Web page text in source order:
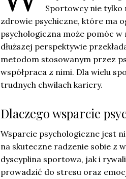
Sportowcy nie tylko
zdrowie psychiczne, które ma
psychologiczna może pomóc
dłuższej perspektywie
metodom stosowanym przez
współpraca z nimi. Dla wielu
trudnych chwilach kariery.
Dlaczego wsparcie
Wsparcie psychologiczne jest
na skuteczne radzenie sobie z
dyscyplina sportowa, jak i
prowadzić do stresu oraz